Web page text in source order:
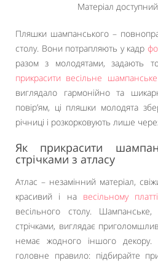
Матеріал
Пляшки шампанського –
столу. Вони потрапляють у кадр
разом з молодятами, задають
прикрасити весільне
виглядало гармонійно та
повір’ям, ці пляшки молодята
річниці і розкорковують лише
Як прикрасити
стрічками з атласу
Атлас – незамінний матеріал,
красивий і на весільному платті
весільного столу.
стрічками, виглядає
немає жодного іншого декору.
головне правило: підбирайте